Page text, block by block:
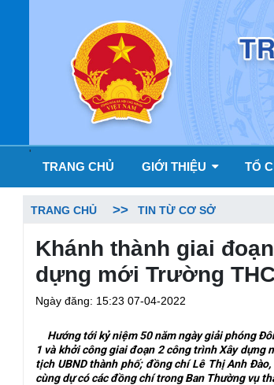
'
TRANG CHỦ GIỚI THIỆU TỔ
TRANG CHỦ TIN TỪ CƠ SỞ
Khánh thành giai
dựng mới Trường
Ngày đăng: 15:23 07-04-2022
Hướng tới kỷ niệm 50 năm ngày giải phóng
1 và khởi công giai đoạn 2 công trình Xây dựng
tịch UBND thành phố; đồng chí Lê Thị Anh
cùng dự có các đồng chí trong Ban Thường vụ